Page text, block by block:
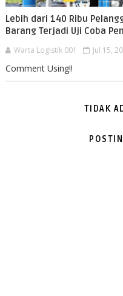
Lebih dari 140 Ribu
Barang Terjadi Uji Coba
Warta Logistik 001 Jul 15,
Comment Using!!
TIDAK